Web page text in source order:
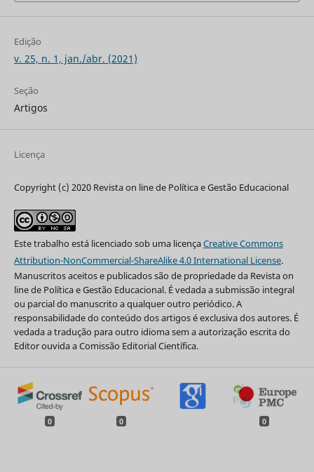
Edição
v. 25, n. 1, jan./abr. (2021)
Seção
Artigos
Licença
Copyright (c) 2020 Revista on line de Política e Gestão Educacional
Este trabalho está licenciado sob uma licençaCreative Commons
Attribution-NonCommercial-ShareAlike 4.0 International License.
Manuscritos aceitos e publicados são de propriedade da Revista on
line de Política e Gestão Educacional. É vedada a submissão integral
ou parcial do manuscrito a qualquer outro periódico. A
responsabilidade do conteúdo dos artigos é exclusiva dos autores. É
vedada a tradução para outro idioma sem a autorização escrita do
Editor ouvida a Comissão Editorial Científica.
0 0 0